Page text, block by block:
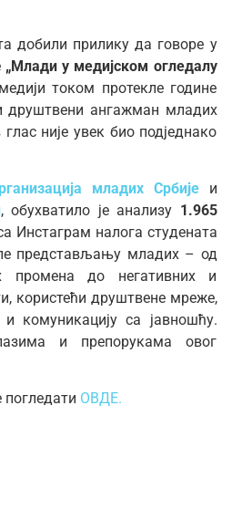
добили прилику да говоре у
„Млади у медијском огледалу
током протекле године
друштвени ангажман младих
није увек био подједнако
младих Србијеи
, обухватило је анализу 1.965
Инстаграм налога студената
представљању младих – од
промена до негативних и
користећи друштвене мреже,
комуникацију са јавношћу.
и препорукама овог
ОВДЕ.